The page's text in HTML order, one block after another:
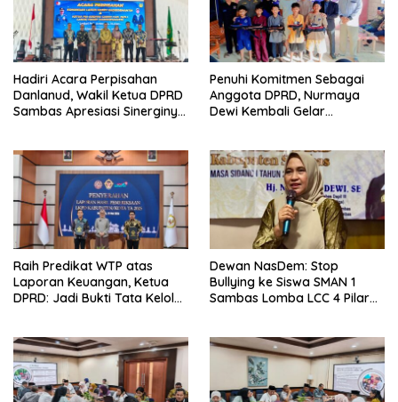
Hadiri Acara Perpisahan
Danlanud, Wakil Ketua DPRD
Sambas Apresiasi Sinerginya
Penuhi Komitmen Sebagai
Anggota DPRD, Nurmaya
Dewi Kembali Gelar
Raih Predikat WTP atas
Laporan Keuangan, Ketua
DPRD: Jadi Bukti Tata Kelola
Dewan NasDem: Stop
Bullying ke Siswa SMAN 1
Sambas Lomba LCC 4 Pilar